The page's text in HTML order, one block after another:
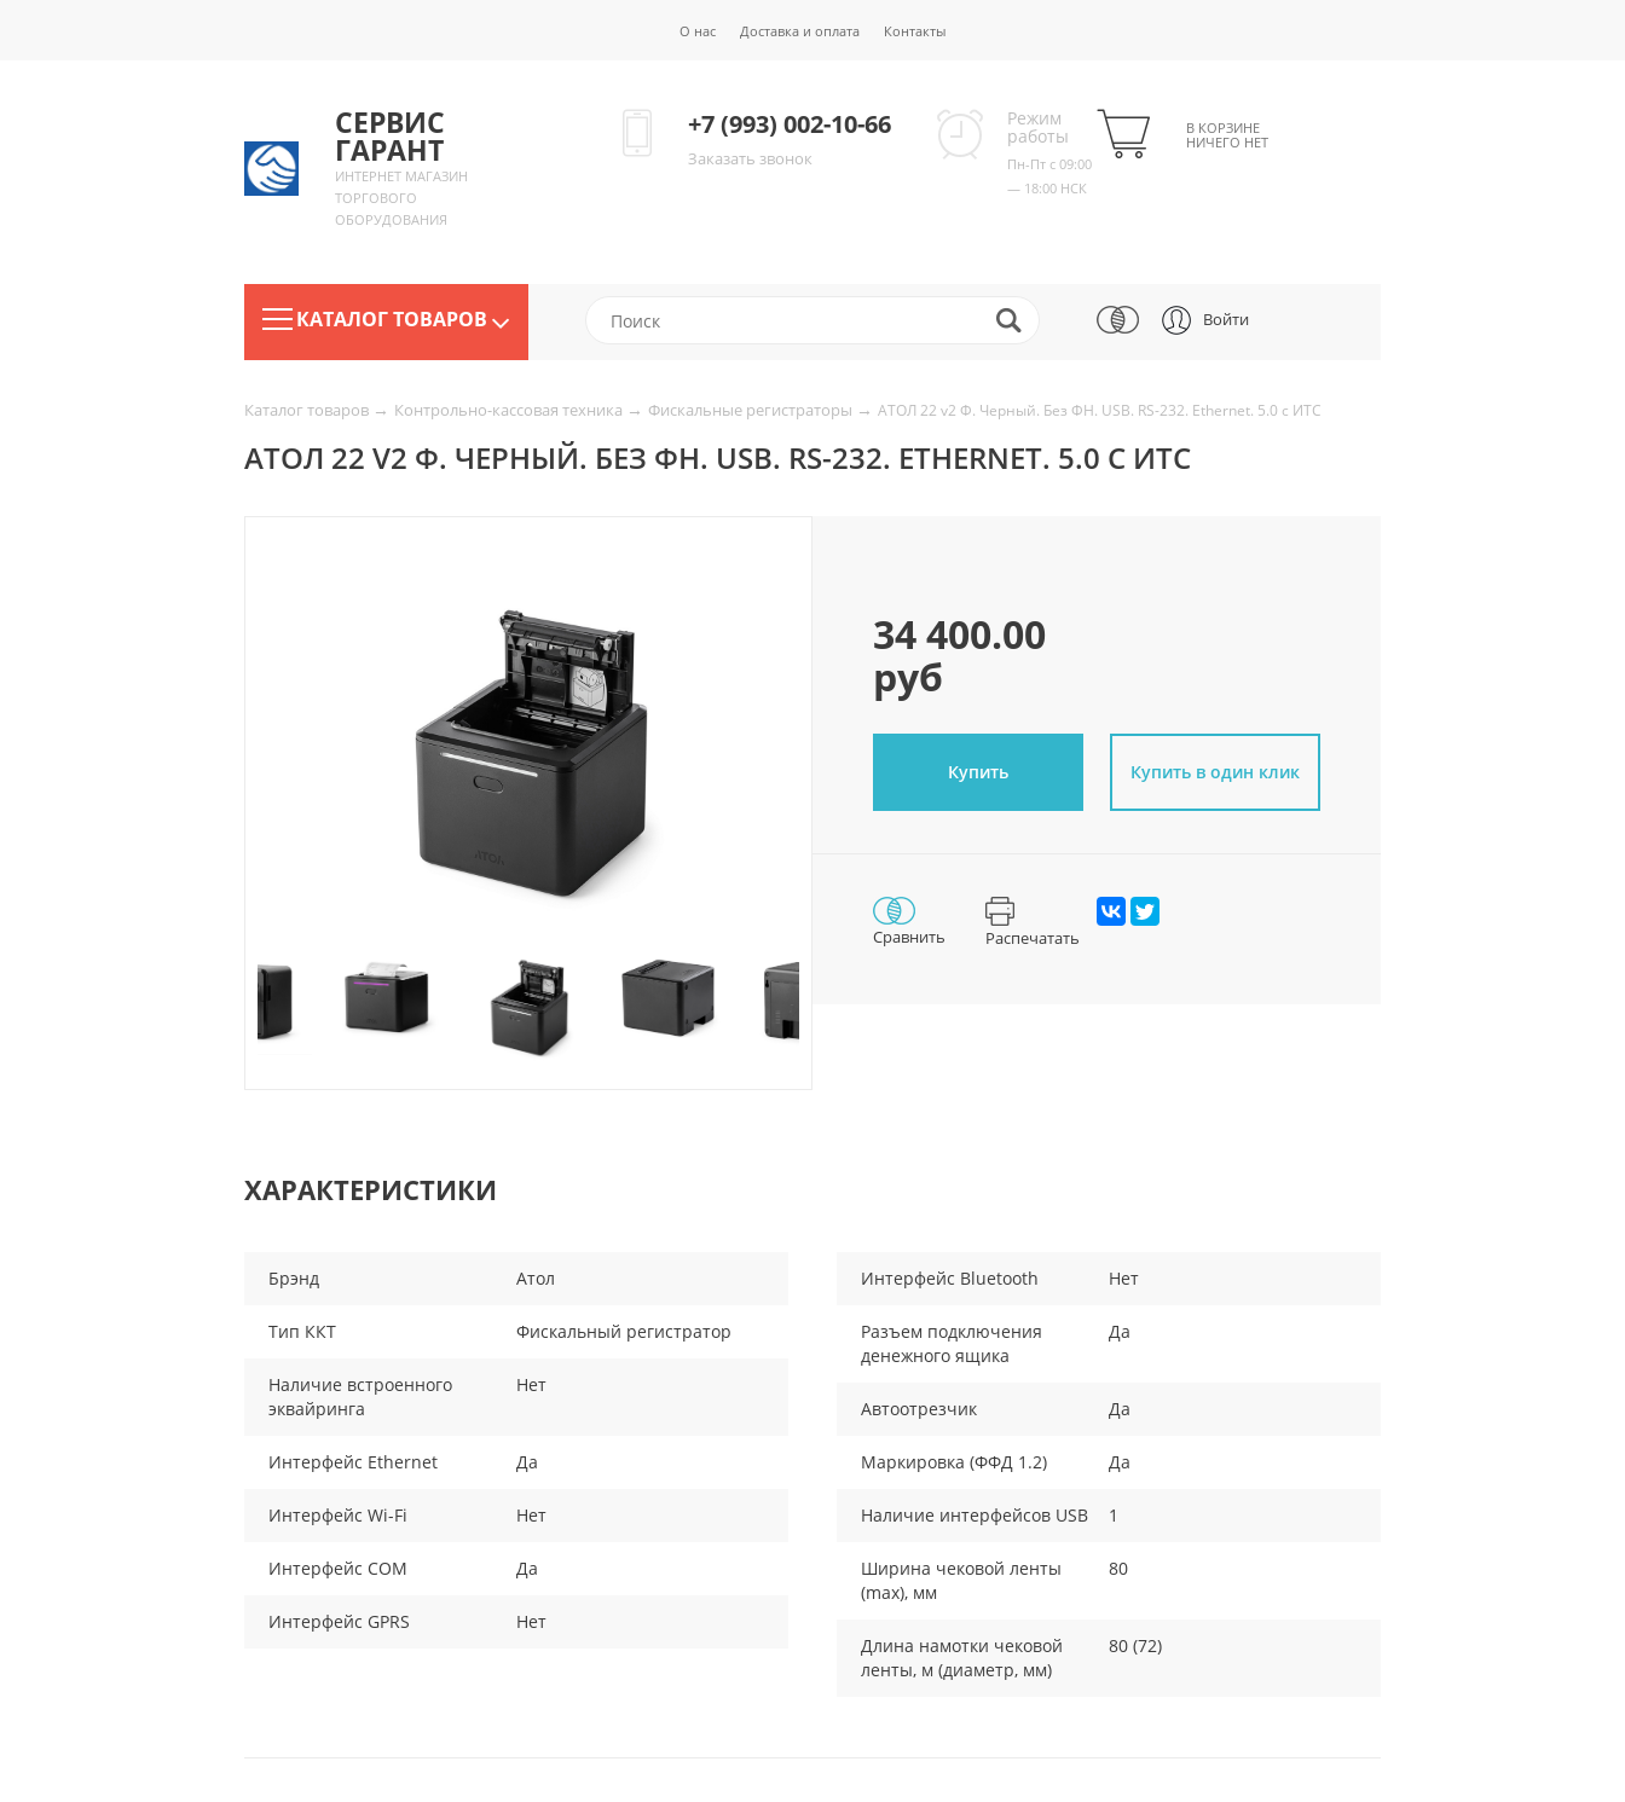
О нас Доставка и оплата Контакты
СЕРВИС
ГАРАНТ
ИНТЕРНЕТ МАГАЗИН
ТОРГОВОГО
ОБОРУДОВАНИЯ
+7 (993) 002-10-66
Заказать звонок
Режим
работы
Пн-Пт с 09:00
— 18:00 НСК
В КОРЗИНЕ
НИЧЕГО НЕТ
КАТАЛОГ ТОВАРОВ Войти
Каталог товаров → Контрольно-кассовая техника → Фискальные регистраторы → АТОЛ 22 v2 Ф. Черный. Без ФН. USB. RS-232. Ethernet. 5.0 с ИТС
АТОЛ 22 V2 Ф. ЧЕРНЫЙ. БЕЗ ФН. USB. RS-232. ETHERNET. 5.0 С ИТС
34 400.00
руб
Купить Купить в один клик
Сравнить Распечатать
ХАРАКТЕРИСТИКИ
Брэнд Атол
Тип ККТ Фискальный регистратор
Наличие встроенного
эквайринга
Нет
Интерфейс Ethernet Да
Интерфейс Wi-Fi Нет
Интерфейс COM Да
Интерфейс GPRS Нет
Интерфейс Bluetooth Нет
Разъем подключения
денежного ящика
Да
Автоотрезчик Да
Маркировка (ФФД 1.2) Да
Наличие интерфейсов USB 1
Ширина чековой ленты
(max), мм
80
Длина намотки чековой
ленты, м (диаметр, мм)
80 (72)